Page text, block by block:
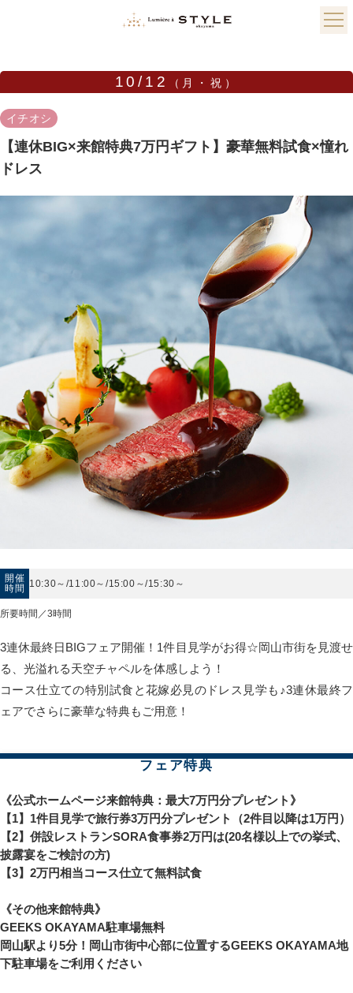
10/12 （月・祝）
イチオシ
【連休BIG×来館特典7万円ギフト】豪華無料試食×憧れ
ドレス
開催
時間 10:30～/11:00～/15:00～/15:30～
所要時間／3時間
3連休最終日BIGフェア開催！1件目見学がお得☆岡山市街を見渡せ
る、光溢れる天空チャペルを体感しよう！
コース仕立ての特別試食と花嫁必見のドレス見学も♪3連休最終フ
ェアでさらに豪華な特典もご用意！
フェア特典
《公式ホームページ来館特典：最大7万円分プレゼント》
【1】1件目見学で旅行券3万円分プレゼント（2件目以降は1万円）
【2】併設レストランSORA食事券2万円は(20名様以上での挙式、
披露宴をご検討の方)
【3】2万円相当コース仕立て無料試食
《その他来館特典》
GEEKS OKAYAMA駐車場無料
岡山駅より5分！岡山市街中心部に位置するGEEKS OKAYAMA地
下駐車場をご利用ください